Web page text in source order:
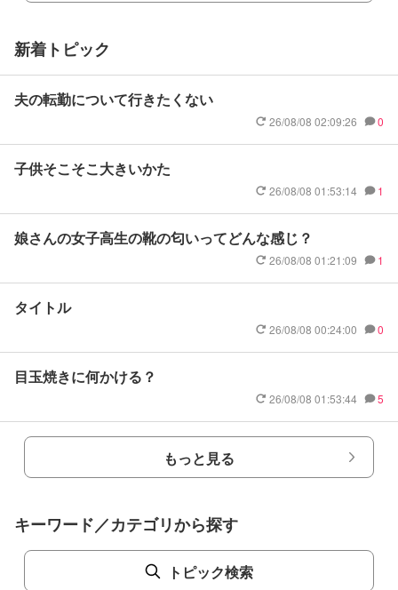
新着トピック
夫の転勤について行きたくない
26/08/08 02:09:26 0
子供そこそこ大きいかた
26/08/08 01:53:14 1
娘さんの女子高生の靴の匂いってどんな感じ？
26/08/08 01:21:09 1
タイトル
26/08/08 00:24:00 0
目玉焼きに何かける？
26/08/08 01:53:44 5
もっと見る
キーワード／カテゴリから探す
トピック検索